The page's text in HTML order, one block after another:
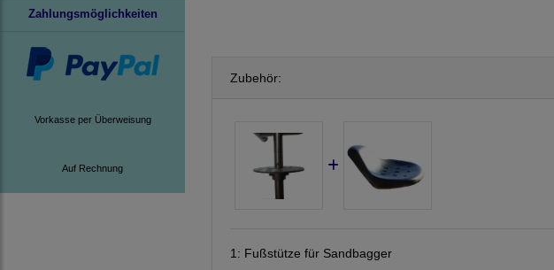
Zahlungsmöglichkeiten
Vorkasse per Überweisung
Auf Rechnung
Zubehör:
1: Fußstütze für Sandbagger